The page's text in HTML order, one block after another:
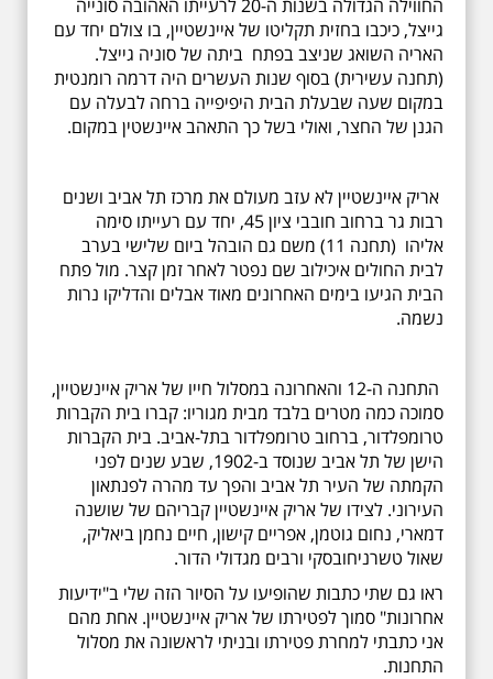
החווילה הגדולה בשנות ה-20 לרעייתו האהובה סונייה
גייצל, כיכבו בחזית תקליטו של איינשטיין, בו צולם יחד עם
האריה השואג שניצב בפתח ביתה של סוניה גייצל.
(תחנה עשירית) בסוף שנות העשרים היה דרמה רומנטית
במקום שעה שבעלת הבית היפיפייה ברחה לבעלה עם
הגנן של החצר, ואולי בשל כך התאהב איינשטין במקום.
אריק איינשטיין לא עזב מעולם את מרכז תל אביב ושנים
רבות גר ברחוב חובבי ציון 45, יחד עם רעייתו סימה
אליהו (תחנה 11) משם גם הובהל ביום שלישי בערב
לבית החולים איכילוב שם נפטר לאחר זמן קצר. מול פתח
הבית הגיעו בימים האחרונים מאוד אבלים והדליקו נרות
נשמה.
התחנה ה-12 והאחרונה במסלול חייו של אריק איינשטיין,
סמוכה כמה מטרים בלבד מבית מגוריו: קברו בית הקברות
טרומפלדור, ברחוב טרומפלדור בתל-אביב. בית הקברות
הישן של תל אביב שנוסד ב-1902, שבע שנים לפני
הקמתה של העיר תל אביב והפך עד מהרה לפנתאון
העירוני. לצידו של אריק איינשטיין קבריהם של שושנה
דמארי, נחום גוטמן, אפריים קישון, חיים נחמן ביאליק,
שאול טשרניחובסקי ורבים מגדולי הדור.
ראו גם שתי כתבות שהופיעו על הסיור הזה שלי ב"ידיעות
אחרונות" סמוך לפטירתו של אריק איינשטיין. אחת מהם
אני כתבתי למחרת פטירתו ובניתי לראשונה את מסלול
התחנות.